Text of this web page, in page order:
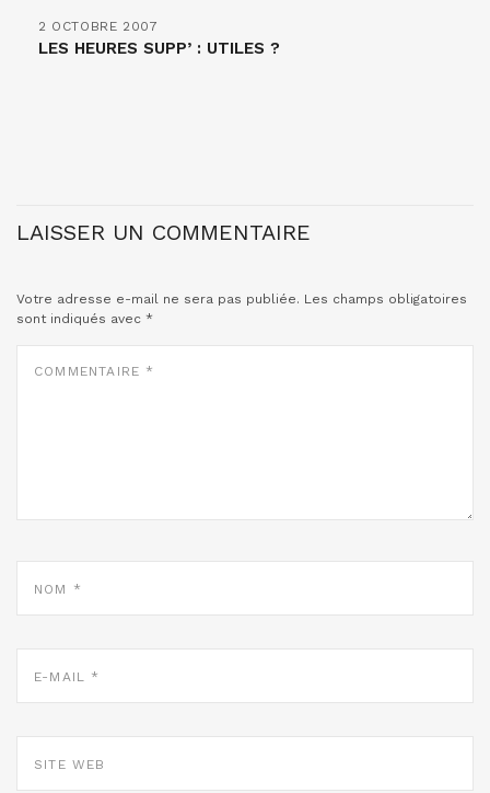
2 OCTOBRE 2007
LES HEURES SUPP’ : UTILES ?
LAISSER UN COMMENTAIRE
Votre adresse e-mail ne sera pas publiée. Les champs obligatoires
sont indiqués avec *
MAIL
WEB